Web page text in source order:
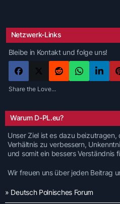
Netzwerk-Links
Bleibe in Kontakt und folge uns!
Share the Love...
Warum D-PL.eu?
Unser Ziel ist es dazu beizutragen,
Verhältnis zu verbessern,
und somit ein bessers Verständnis
Wir freuen uns über jeden Beitrag
» Deutsch Polnisches Forum